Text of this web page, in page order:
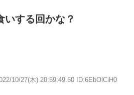
いする回かな？
10/27(木) 20:59:49.60 ID:6EbOlCiH0